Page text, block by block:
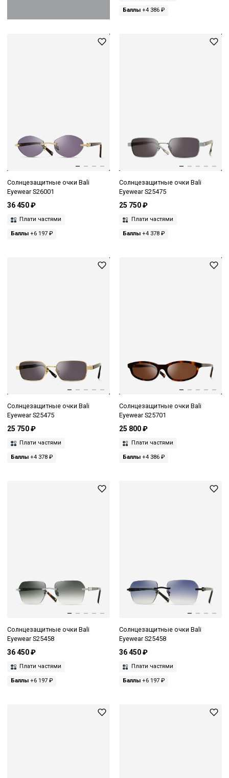
Баллы+4 386 ₽
Солнцезащитные очки Bali
Eyewear S26001
36 450 ₽
Плати частями
Баллы +6 197 ₽
Солнцезащитные очки Bali
Eyewear S25475
25 750 ₽
Плати частями
Баллы+4 378 ₽
Солнцезащитные очки Bali
Eyewear S25475
25 750 ₽
Плати частями
Баллы +4 378 ₽
Солнцезащитные очки Bali
Eyewear S25701
25 800 ₽
Плати частями
Баллы+4 386 ₽
Солнцезащитные очки Bali
Eyewear S25458
36 450 ₽
Плати частями
Баллы +6 197 ₽
Солнцезащитные очки Bali
Eyewear S25458
36 450 ₽
Плати частями
Баллы+6 197 ₽